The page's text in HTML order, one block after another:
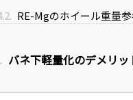
RE-Mgのホイール重量
バネ下軽量化のデメリッ